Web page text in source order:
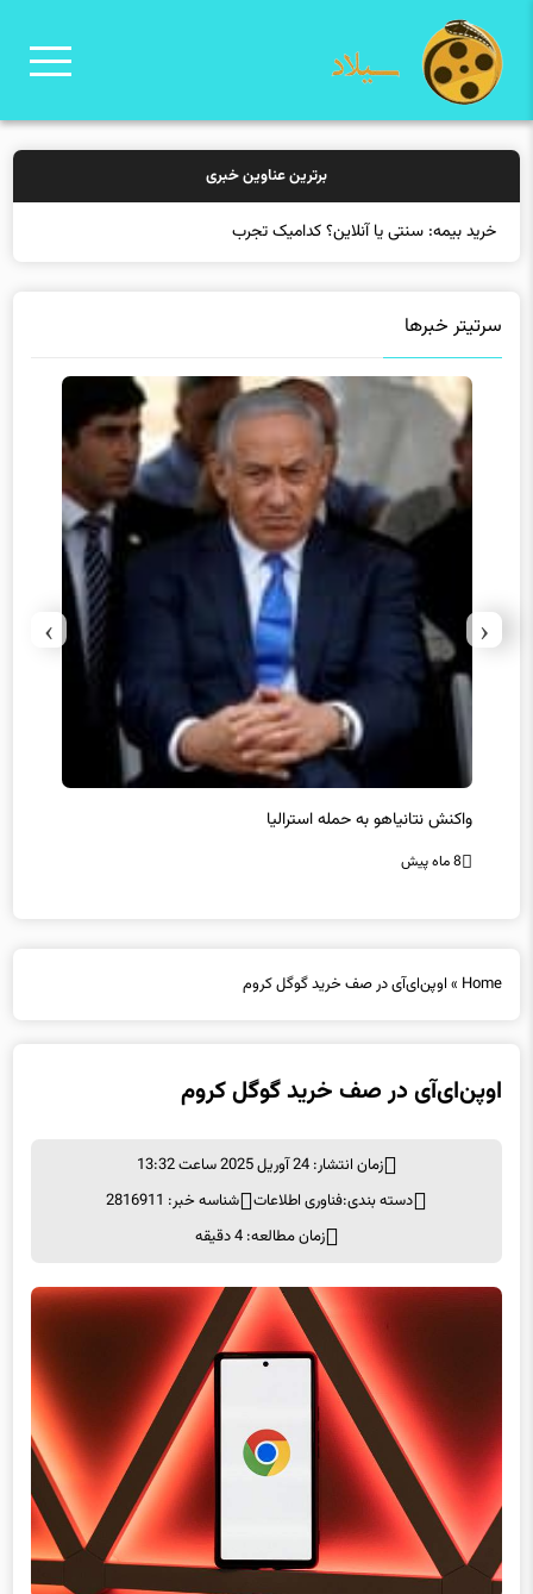
برترین عناوین خبری
خرید بیمه: سنتی یا آنلاین؟ کدامیک تجربه بهتری بر
سرتیتر خبرها
واکنش نتانیاهو به حمله استرالیا
8 ماه پیش
‹
›
Home
» اوپن‌ای‌آی در صف خرید گوگل کروم
اوپن‌ای‌آی در صف خرید گوگل کروم
زمان انتشار: 24 آوریل 2025 ساعت 13:32
دسته بندی:فناوری اطلاعات شناسه خبر: 2816911
زمان مطالعه: 4 دقیقه